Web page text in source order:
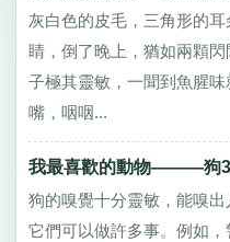
灰白色的皮毛，三角形的
睛，倒了晚上，猶如兩顆
子極其靈敏，一聞到魚腥味
嘴，咽咽...
我最喜歡的動物———狗
狗的嗅覺十分靈敏，能嗅
它們可以做許多事。例如